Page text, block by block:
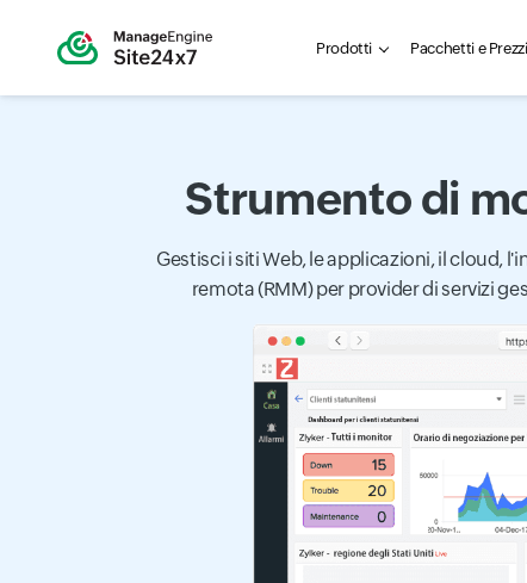
Prodotti Pacchetti e Prezzi
Strumento di
Gestisci i siti Web, le applicazioni, il cloud,
remota (RMM) per provider di servizi